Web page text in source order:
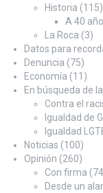
Historia (115)
A 40
La Roca (3)
Datos para
Denuncia (75)
Economía (11)
En búsqueda de
Contra el
Igualdad de
Igualdad
Noticias (100)
Opinión (260)
Con firma
Desde un